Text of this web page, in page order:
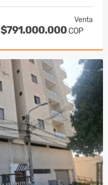
Venta
$791.000.000 COP